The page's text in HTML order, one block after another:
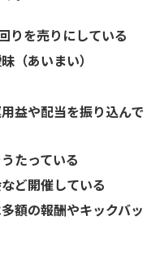
りを売りにしている
（あいまい）
益や配当を振り込んで
たっている
ど開催している
額の報酬やキックバッ